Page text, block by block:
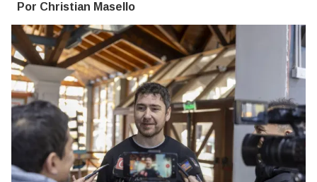
Por Christian Masello